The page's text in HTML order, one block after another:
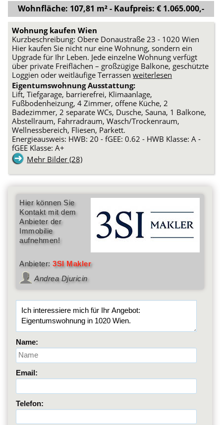
Wohnfläche: 107,81 m² - Kaufpreis: € 1.065.000,-
Wohnung kaufen Wien
Kurzbeschreibung: Obere Donaustraße 23 - 1020 Wien
Hier kaufen Sie nicht nur eine Wohnung, sondern ein
Upgrade für Ihr Leben. Jede einzelne Wohnung verfügt
über private Freiflächen – großzügige Balkone, geschützte
Loggien oder weitläufige Terrassenweiterlesen
Eigentumswohnung Ausstattung:
Lift, Tiefgarage, barrierefrei, Klimaanlage,
Fußbodenheizung, 4 Zimmer, offene Küche, 2
Badezimmer, 2 separate WCs, Dusche, Sauna, 1 Balkone,
Abstellraum, Fahrradraum, Wasch/Trockenraum,
Wellnessbereich, Fliesen, Parkett.
Energieausweis: HWB: 20 - fGEE: 0.62 - HWB Klasse: A -
fGEE Klasse: A+
Mehr Bilder (28)
Hier können Sie
Kontakt mit dem
Anbieter der
Immobilie
aufnehmen!
Anbieter:3SI Makler
Andrea Djuricin
Name:
Email:
Telefon: